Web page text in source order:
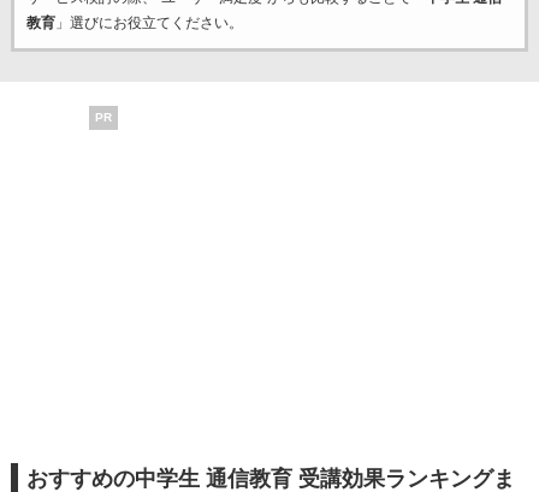
教育」選びにお役立てください。
PR
おすすめの中学生 通信教育 受講効果ランキングま